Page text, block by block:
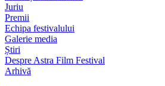
Juriu
Premii
Echipa festivalului
Galerie media
Știri
Despre Astra Film Festival
Arhivă